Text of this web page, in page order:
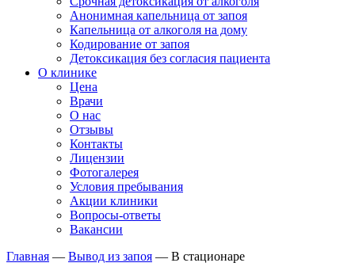
Анонимная капельница от запоя
Капельница от алкоголя на дому
Кодирование от запоя
Детоксикация без согласия пациента
О клинике
Цена
Врачи
О нас
Отзывы
Контакты
Лицензии
Фотогалерея
Условия пребывания
Акции клиники
Вопросы-ответы
Вакансии
Главная — Вывод из запоя — В стационаре